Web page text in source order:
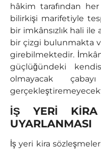
hâkim tarafından
bilirkişi marifetiyle
bir imkânsızlık hali ile
bir çizgi bulunmakta
girebilmektedir.
güçlüğündeki
olmayacak
İŞ YERİ KİRA
UYARLANMASI
İş yeri kira